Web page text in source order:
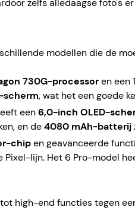
zelfs alledaagse foto's
modellen die de
730G-processoren een
scherm, wat het een goede
een6,0-inch OLED-
en de4080 mAh-batterij
chipen geavanceerde
lijn. Het 6 Pro-model
high-end functies tegen